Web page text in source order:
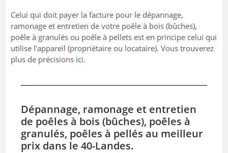
Celui qui doit payer la facture pour le dépannage,
ramonage et entretien de votre poêle à bois (bûches),
poêle à granulés ou poêle à pellets est en principe celui qui
utilise l’appareil (propriétaire ou locataire). Vous trouverez
plus de précisions ici.
Dépannage, ramonage et entretien
de poêles à bois (bûches), poêles à
granulés, poêles à pellés au meilleur
prix dans le 40-Landes.